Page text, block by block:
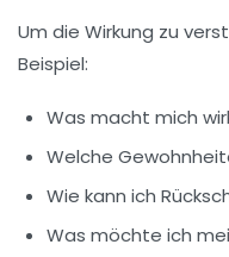
Um die Wirkung zu
Beispiel:
Was macht mich
Welche
Wie kann ich
Was möchte ich